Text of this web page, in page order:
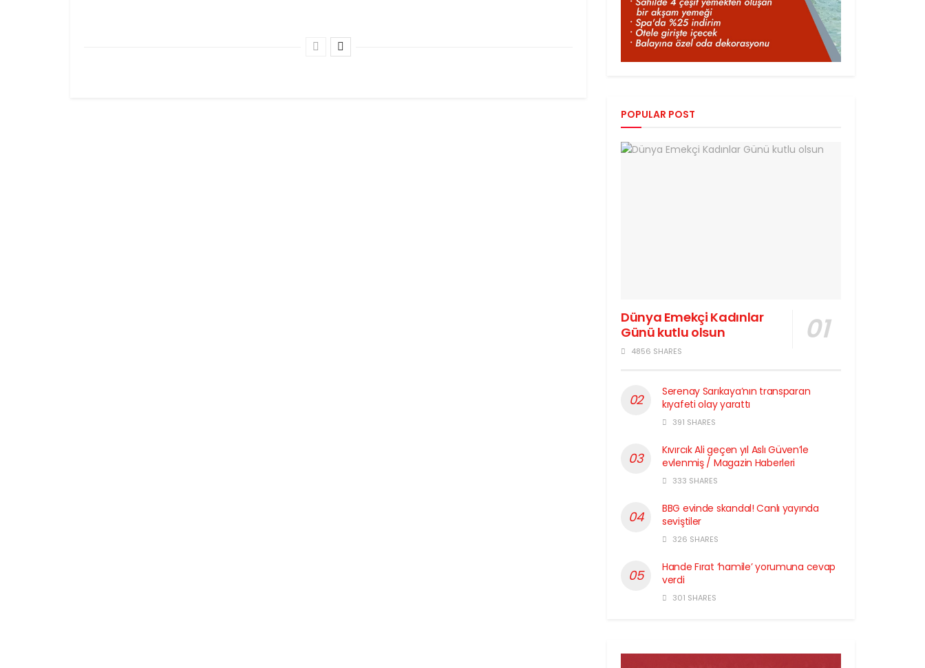
POPULAR POST
Dünya Emekçi Kadınlar
Günü kutlu olsun
4856 SHARES
Serenay Sarıkaya’nın transparan
kıyafeti olay yarattı
391 SHARES
Kıvırcık Ali geçen yıl Aslı Güven’le
evlenmiş / Magazin Haberleri
333 SHARES
BBG evinde skandal! Canlı yayında
seviştiler
326 SHARES
Hande Fırat ‘hamile’ yorumuna cevap
verdi
301 SHARES